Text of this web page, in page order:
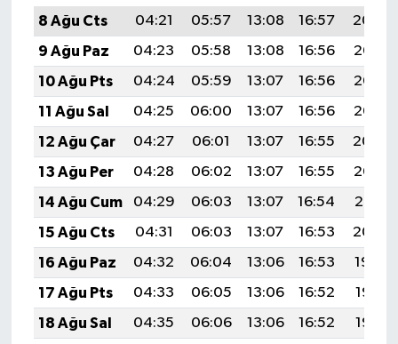
8 Ağu Cts
04:21 05:57 13:08 16:57
20:09
9 Ağu Paz
04:23 05:58 13:08 16:56
20:07
10 Ağu Pts
04:24 05:59 13:07 16:56
20:06
11 Ağu Sal
04:25 06:00 13:07 16:56
20:05
12 Ağu Çar
04:27 06:01 13:07 16:55
20:04
13 Ağu Per
04:28 06:02 13:07 16:55
20:02
14 Ağu Cum
04:29 06:03 13:07 16:54
20:01
15 Ağu Cts
04:31 06:03 13:07 16:53
20:00
16 Ağu Paz
04:32 06:04 13:06 16:53
19:59
17 Ağu Pts
04:33 06:05 13:06 16:52
19:57
18 Ağu Sal
04:35 06:06 13:06 16:52
19:56